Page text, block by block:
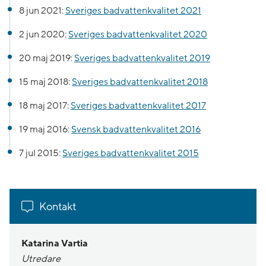
8 jun 2021: Sveriges badvattenkvalitet 2021
2 jun 2020: Sveriges badvattenkvalitet 2020
20 maj 2019: Sveriges badvattenkvalitet 2019
15 maj 2018: Sveriges badvattenkvalitet 2018
18 maj 2017: Sveriges badvattenkvalitet 2017
19 maj 2016: Svensk badvattenkvalitet 2016
7 jul 2015: Sveriges badvattenkvalitet 2015
Kontakt
Katarina Vartia
Utredare